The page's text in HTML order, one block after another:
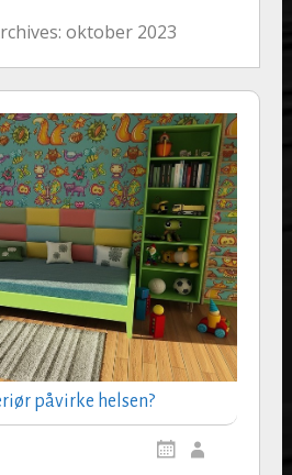
oktober 2023
påvirke helsen?